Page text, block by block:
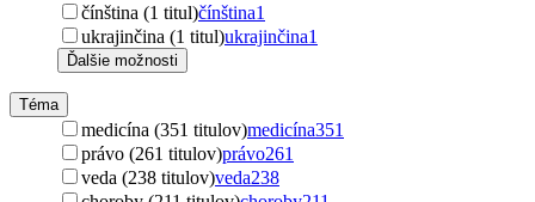
čínština (1 titul)čínština1
ukrajinčina (1 titul)ukrajinčina1
Ďalšie možnosti
Téma
medicína (351 titulov)medicína351
právo (261 titulov)právo261
veda (238 titulov)veda238